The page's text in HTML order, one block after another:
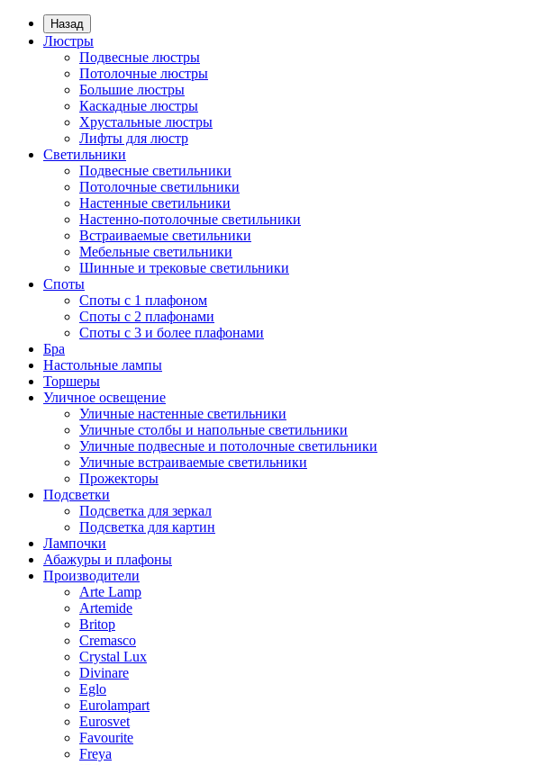
Назад
Люстры
Подвесные люстры
Потолочные люстры
Большие люстры
Каскадные люстры
Хрустальные люстры
Лифты для люстр
Светильники
Подвесные светильники
Потолочные светильники
Настенные светильники
Настенно-потолочные светильники
Встраиваемые светильники
Мебельные светильники
Шинные и трековые светильники
Споты
Споты с 1 плафоном
Споты с 2 плафонами
Споты с 3 и более плафонами
Бра
Настольные лампы
Торшеры
Уличное освещение
Уличные настенные светильники
Уличные столбы и напольные светильники
Уличные подвесные и потолочные светильники
Уличные встраиваемые светильники
Прожекторы
Подсветки
Подсветка для зеркал
Подсветка для картин
Лампочки
Абажуры и плафоны
Производители
Arte Lamp
Artemide
Britop
Cremasco
Crystal Lux
Divinare
Eglo
Eurolampart
Eurosvet
Favourite
Freya